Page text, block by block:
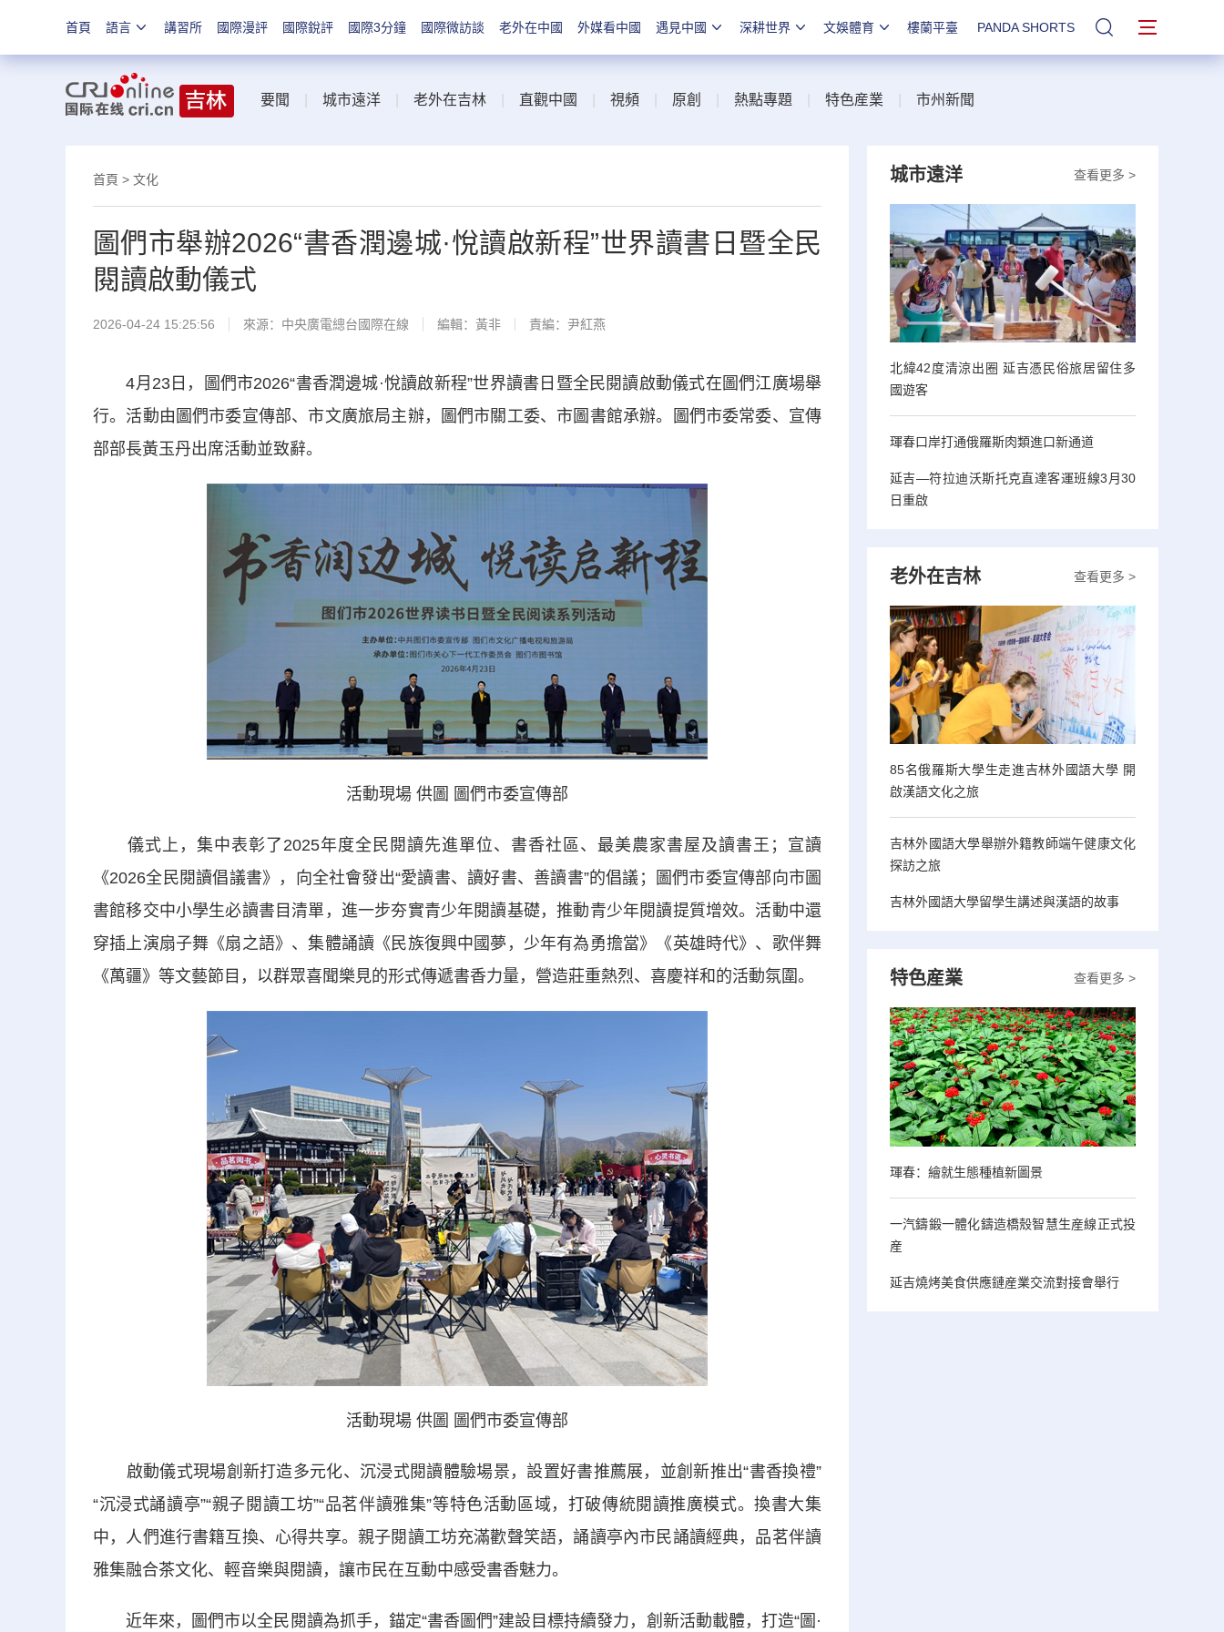
首頁 語言 講習所 國際漫評 國際銳評 國際3分鐘 國際微訪談 老外在中國 外媒看中國 遇見中國 深耕世界 文娛體育 樓蘭平臺 PANDA SHORTS 站內搜索
要聞 城市遠洋 老外在吉林 直觀中國 視頻 原創 熱點專題 特色産業 市州新聞
首頁 > 文化
圖們市舉辦2026“書香潤邊城·悅讀啟新程”世界讀書日暨全民
閱讀啟動儀式
2026-04-24 15:25:56 來源：中央廣電總台國際在線 編輯：黃非 責編：尹紅燕
4月23日，圖們市2026“書香潤邊城·悅讀啟新程”世界讀書日暨全民閱讀啟動儀式在圖們江廣場舉
行。活動由圖們市委宣傳部、市文廣旅局主辦，圖們市關工委、市圖書館承辦。圖們市委常委、宣傳
部部長黃玉丹出席活動並致辭。
活動現場 供圖 圖們市委宣傳部
儀式上，集中表彰了2025年度全民閱讀先進單位、書香社區、最美農家書屋及讀書王；宣讀
《2026全民閱讀倡議書》，向全社會發出“愛讀書、讀好書、善讀書”的倡議；圖們市委宣傳部向市圖
書館移交中小學生必讀書目清單，進一步夯實青少年閱讀基礎，推動青少年閱讀提質增效。活動中還
穿插上演扇子舞《扇之語》、集體誦讀《民族復興中國夢，少年有為勇擔當》《英雄時代》、歌伴舞
《萬疆》等文藝節目，以群眾喜聞樂見的形式傳遞書香力量，營造莊重熱烈、喜慶祥和的活動氛圍。
活動現場 供圖 圖們市委宣傳部
啟動儀式現場創新打造多元化、沉浸式閱讀體驗場景，設置好書推薦展，並創新推出“書香換禮”
“沉浸式誦讀亭”“親子閱讀工坊”“品茗伴讀雅集”等特色活動區域，打破傳統閱讀推廣模式。換書大集
中，人們進行書籍互換、心得共享。親子閱讀工坊充滿歡聲笑語，誦讀亭內市民誦讀經典，品茗伴讀
雅集融合茶文化、輕音樂與閱讀，讓市民在互動中感受書香魅力。
近年來，圖們市以全民閱讀為抓手，錨定“書香圖們”建設目標持續發力，創新活動載體，打造“圖·
查看更多 >
城市遠洋
北緯42度清涼出圈 延吉憑民俗旅居留住多
國遊客
琿春口岸打通俄羅斯肉類進口新通道
延吉—符拉迪沃斯托克直達客運班線3月30
日重啟
查看更多 >
老外在吉林
85名俄羅斯大學生走進吉林外國語大學 開
啟漢語文化之旅
吉林外國語大學舉辦外籍教師端午健康文化
探訪之旅
吉林外國語大學留學生講述與漢語的故事
查看更多 >
特色産業
琿春：繪就生態種植新圖景
一汽鑄鍛一體化鑄造橋殼智慧生産線正式投
産
延吉燒烤美食供應鏈産業交流對接會舉行